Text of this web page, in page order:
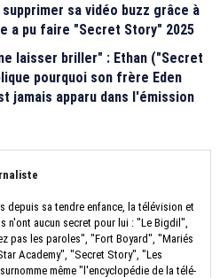
sa vidéo buzz grâce à
a pu faire "Secret Story" 2025
laisser briller" : Ethan ("Secret
pourquoi son frère Eden
jamais apparu dans l'émission
depuis sa tendre enfance, la télévision et
n'ont aucun secret pour lui : "Le Bigdil",
pas les paroles", "Fort Boyard", "Mariés
Academy", "Secret Story", "Les
même "l'encyclopédie de la télé-